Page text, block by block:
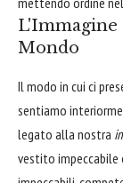
L'Immagine
Mondo
Il modo in cui ci
sentiamo
legato alla nostra
vestito impeccabile